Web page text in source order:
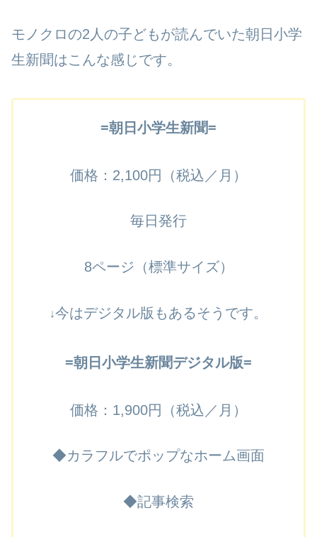
モノクロの2人の子どもが読んでいた朝日小学
生新聞はこんな感じです。
=朝日小学生新聞=
価格 ：2,100円（税込／月）
毎日発行
8ページ（標準サイズ）
↓今はデジタル版もあるそうです。
=朝日小学生新聞デジタル版=
価格：1,900円（税込／月）
◆カラフルでポップなホーム画面
◆記事検索